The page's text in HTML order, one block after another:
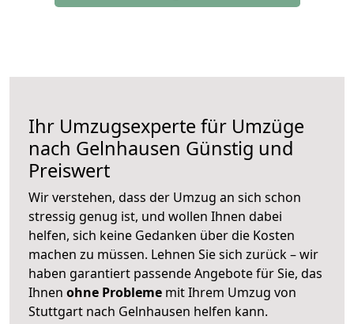
Ihr Umzugsexperte für Umzüge
nach Gelnhausen Günstig und
Preiswert
Wir verstehen, dass der Umzug an sich schon
stressig genug ist, und wollen Ihnen dabei
helfen, sich keine Gedanken über die Kosten
machen zu müssen. Lehnen Sie sich zurück – wir
haben garantiert passende Angebote für Sie, das
Ihnen ohne Probleme mit Ihrem Umzug von
Stuttgart nach Gelnhausen helfen kann.